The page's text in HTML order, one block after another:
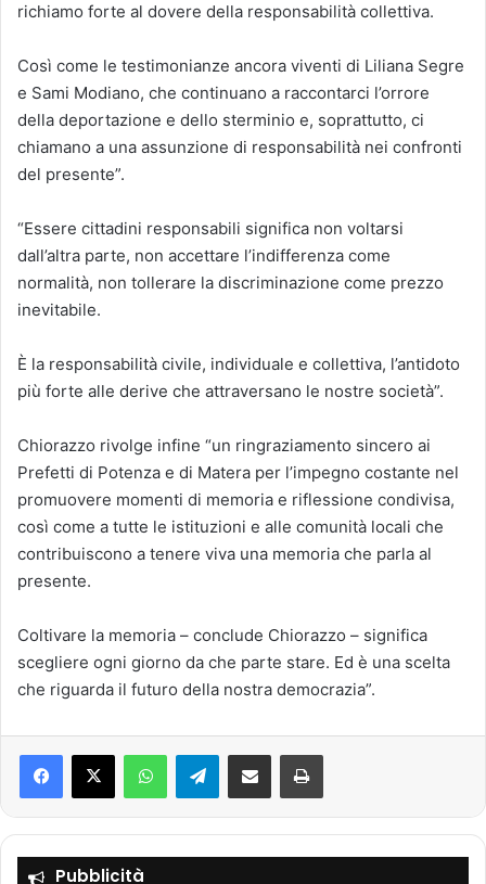
richiamo forte al dovere della responsabilità collettiva.
Così come le testimonianze ancora viventi di Liliana Segre
e Sami Modiano, che continuano a raccontarci l’orrore
della deportazione e dello sterminio e, soprattutto, ci
chiamano a una assunzione di responsabilità nei confronti
del presente”.
“Essere cittadini responsabili significa non voltarsi
dall’altra parte, non accettare l’indifferenza come
normalità, non tollerare la discriminazione come prezzo
inevitabile.
È la responsabilità civile, individuale e collettiva, l’antidoto
più forte alle derive che attraversano le nostre società”.
Chiorazzo rivolge infine “un ringraziamento sincero ai
Prefetti di Potenza e di Matera per l’impegno costante nel
promuovere momenti di memoria e riflessione condivisa,
così come a tutte le istituzioni e alle comunità locali che
contribuiscono a tenere viva una memoria che parla al
presente.
Coltivare la memoria – conclude Chiorazzo – significa
scegliere ogni giorno da che parte stare. Ed è una scelta
che riguarda il futuro della nostra democrazia”.
Telegram
Pubblicità